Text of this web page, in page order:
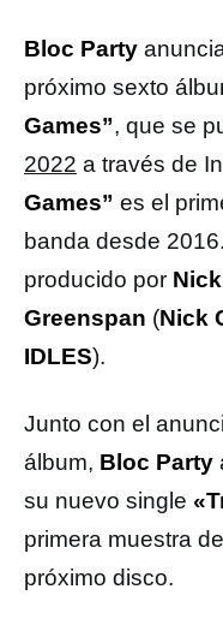
Bloc Party
próximo sexto
Games”, que se
2022 a través de
Games” es el
banda desde
producido por
Greenspan (Nick
IDLES).
Junto con el
álbum, Bloc Party
su nuevo single
primera muestra
próximo disco.